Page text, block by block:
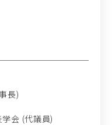
長)
会 (代議員)